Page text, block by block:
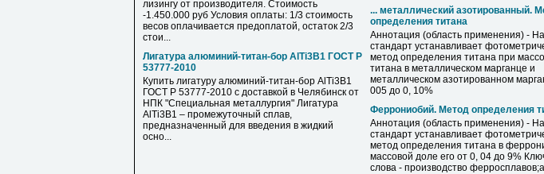
лизингу от производителя. Стоимость
-1.450.000 руб Условия оплаты: 1/3 стоимость
весов оплачивается предоплатой, остаток 2/3
стои...
Лигатура алюминий-титан-бор AlTi3B1 ГОСТ Р
53777-2010
Купить лигатуру алюминий-титан-бор AlTi3B1
ГОСТ Р 53777-2010 с доставкой в Челябинск от
НПК "Специальная металлургия" Лигатура
AlTi3B1 – промежуточный сплав,
предназначенный для введения в жидкий
осно...
... металлический азотированный.
определения титана
Аннотация (область применения) -
стандарт устанавливает
метод определения титана при
титана в металлическом марганце и
металлическом азотированном
005 до 0, 10%
Феррониобий. Метод определения
Аннотация (область применения) -
стандарт устанавливает
метод определения титана в
массовой доле его от 0, 04 до 9%
слова - производство